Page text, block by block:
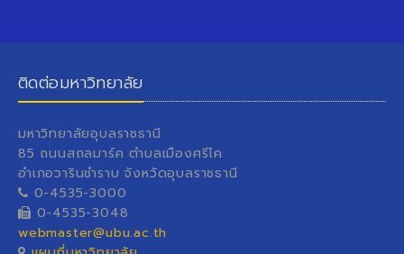
ติดต่อมหาวิทยาลัย
มหาวิทยาลัยอุบลราชธานี
85 ถนนสถลมาร์ค ตำบลเมืองศรีไค
อำเภอวารินชำราบ จังหวัดอุบลราชธานี
0-4535-3000
0-4535-3048
webmaster@ubu.ac.th